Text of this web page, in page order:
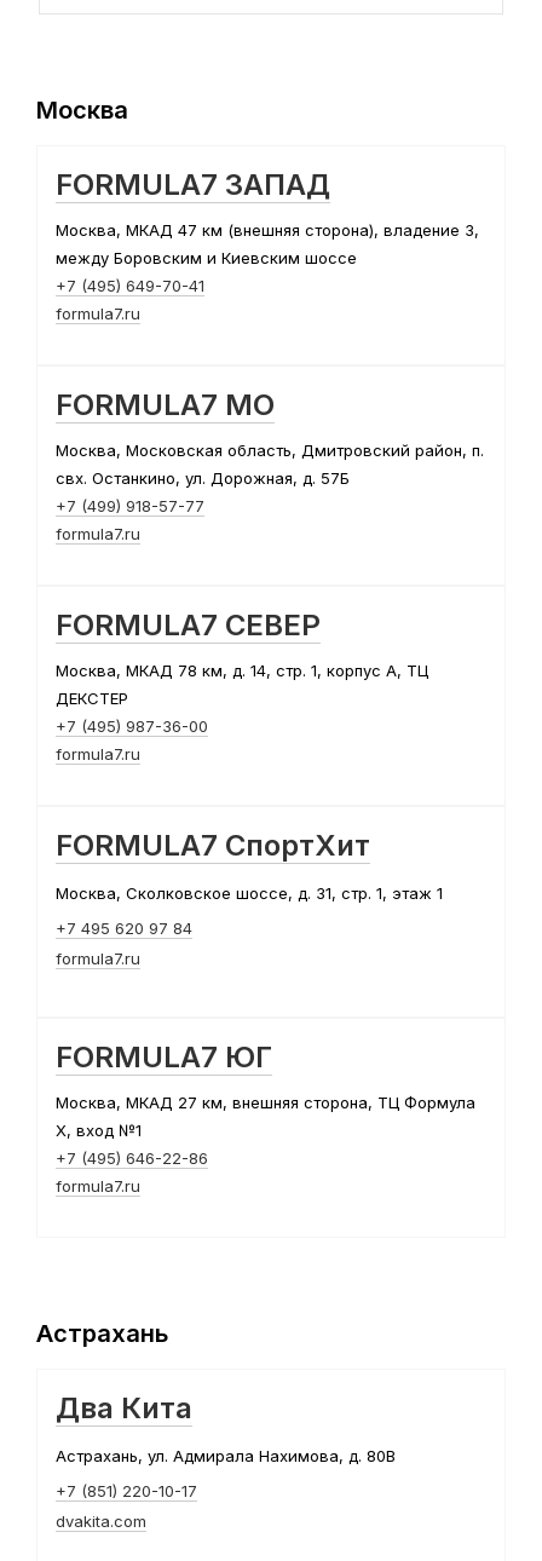
Москва
FORMULA7 ЗАПАД
Москва, МКАД 47 км (внешняя сторона), владение 3,
между Боровским и Киевским шоссе
+7 (495) 649-70-41
formula7.ru
FORMULA7 МО
Москва, Московская область, Дмитровский район, п.
свх. Останкино, ул. Дорожная, д. 57Б
+7 (499) 918-57-77
formula7.ru
FORMULA7 СЕВЕР
Москва, МКАД 78 км, д. 14, стр. 1, корпус А, ТЦ
ДЕКСТЕР
+7 (495) 987-36-00
formula7.ru
FORMULA7 СпортХит
Москва, Сколковское шоссе, д. 31, стр. 1, этаж 1
+7 495 620 97 84
formula7.ru
FORMULA7 ЮГ
Москва, МКАД 27 км, внешняя сторона, ТЦ Формула
Х, вход №1
+7 (495) 646-22-86
formula7.ru
Астрахань
Два Кита
Астрахань, ул. Адмирала Нахимова, д. 80В
+7 (851) 220-10-17
dvakita.com